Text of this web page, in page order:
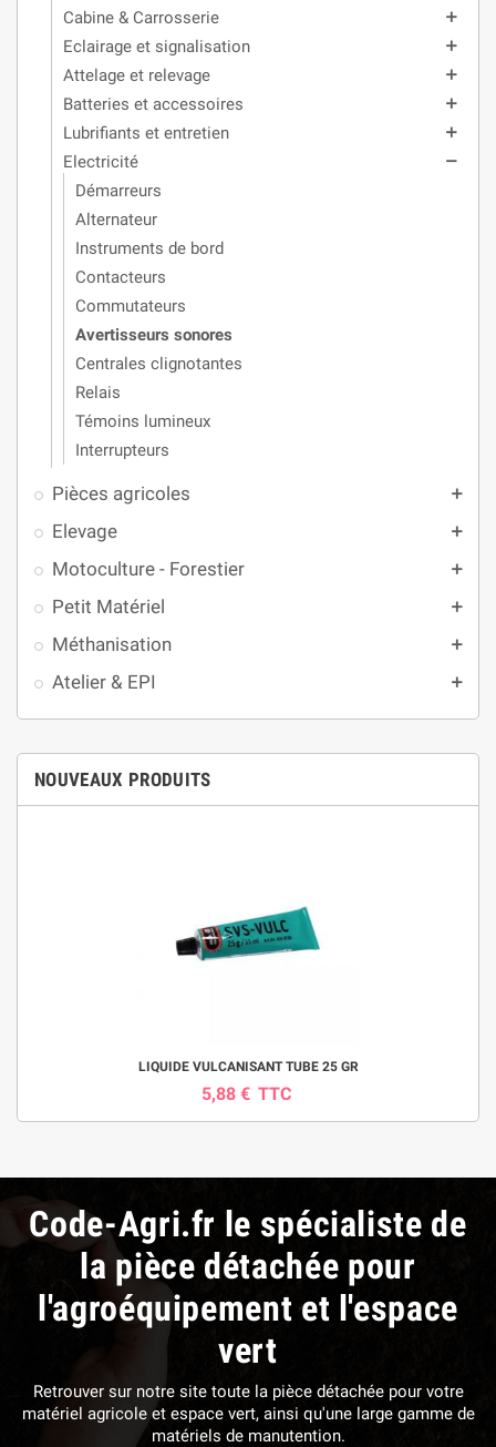
Cabine & Carrosserie add
Eclairage et signalisation add
Attelage et relevage add
Batteries et accessoires add
Lubrifiants et entretien add
Electricité remove
Démarreurs
Alternateur
Instruments de bord
Contacteurs
Commutateurs
Avertisseurs sonores
Centrales clignotantes
Relais
Témoins lumineux
Interrupteurs
Pièces agricoles add
Elevage add
Motoculture - Forestier add
Petit Matériel add
Méthanisation add
Atelier & EPI add
NOUVEAUX PRODUITS
LIQUIDE VULCANISANT TUBE 25 GR
5,88 € TTC
Code-Agri.fr le spécialiste de
la pièce détachée pour
l'agroéquipement et l'espace
vert
Retrouver sur notre site toute la pièce détachée pour votre
matériel agricole et espace vert, ainsi qu'une large gamme de
matériels de manutention.